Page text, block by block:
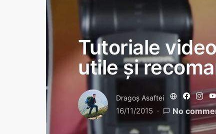
Tutoriale
utile și
Dragoş Asaftei
16/11/2015 No